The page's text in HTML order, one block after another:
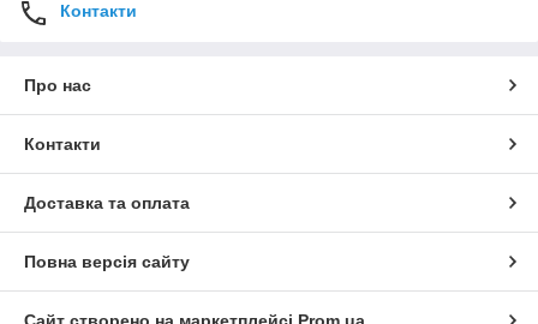
Контакти
Про нас
Контакти
Доставка та оплата
Повна версія сайту